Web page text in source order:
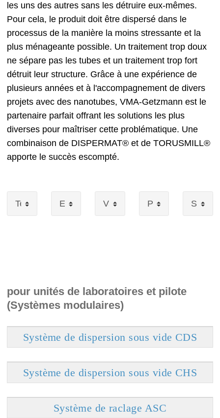
les uns des autres sans les détruire eux-mêmes.
Pour cela, le produit doit être dispersé dans le
processus de la manière la moins stressante et la
plus ménageante possible. Un traitement trop doux
ne sépare pas les tubes et un traitement trop fort
détruit leur structure. Grâce à une expérience de
plusieurs années et à l'accompagnement de divers
projets avec des nanotubes, VMA-Getzmann est le
partenaire parfait offrant les solutions les plus
diverses pour maîtriser cette problématique. Une
combinaison de DISPERMAT® et de TORUSMILL®
apporte le succès escompté.
pour unités de laboratoires et pilote
(Systèmes modulaires)
Système de dispersion sous vide CDS
Système de dispersion sous vide CHS
Système de raclage ASC